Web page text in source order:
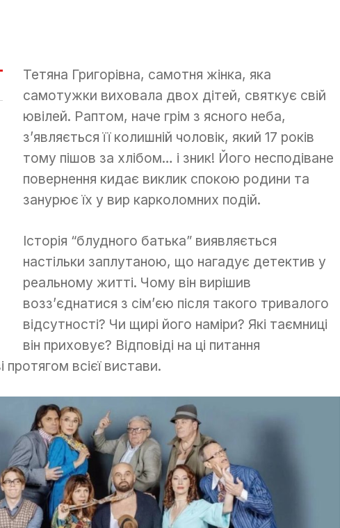
Тетяна Григорівна, самотня жінка, яка
самотужки виховала двох дітей, святкує свій
ювілей. Раптом, наче грім з ясного неба,
з’являється її колишній чоловік, який 17 років
тому пішов за хлібом… і зник! Його несподіване
повернення кидає виклик спокою родини та
занурює їх у вир карколомних подій.
Історія “блудного батька” виявляється
настільки заплутаною, що нагадує детектив у
реальному житті. Чому він вирішив
возз’єднатися з сім’єю після такого тривалого
відсутності? Чи щирі його наміри? Які таємниці
він приховує? Відповіді на ці питання
всієї вистави.